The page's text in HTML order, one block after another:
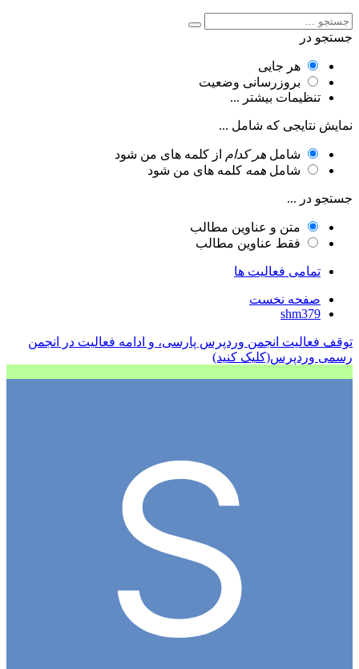
جستجو در
هر جایی
بروزرسانی وضعیت
تنظیمات بیشتر ...
نمایش نتایجی که شامل ...
شامل هر کدام از کلمه های من شود
شامل همه کلمه های من شود
جستجو در ...
متن و عناوین مطالب
فقط عناوین مطالب
تمامی فعالیت ها
صفحه نخست
shm379
توقف فعالیت انجمن وردپرس پارسی، و ادامه فعالیت در انجمن
رسمی وردپرس(کلیک کنید)